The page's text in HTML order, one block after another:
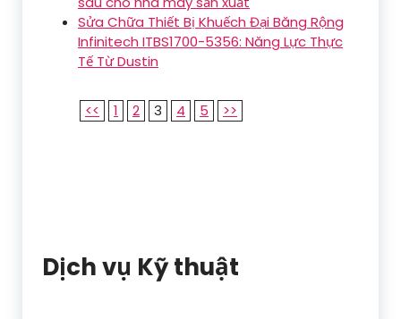
Sửa Chữa Thiết Bị Khuếch Đại Băng Rộng
Infinitech ITBS1700-5356: Năng Lực Thực
Tế Từ Dustin
<< 1 2 3 4 5 >>
Dịch vụ Kỹ thuật